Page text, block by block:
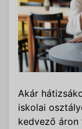
Akár
iskolai
kedvező áron